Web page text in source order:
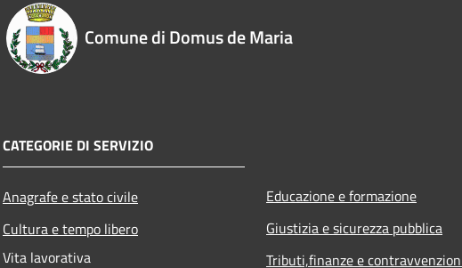
Comune di Domus de Maria
CATEGORIE DI SERVIZIO
Anagrafe e stato civile
Cultura e tempo libero
Vita lavorativa
Educazione e formazione
Giustizia e sicurezza pubblica
Tributi,finanze e